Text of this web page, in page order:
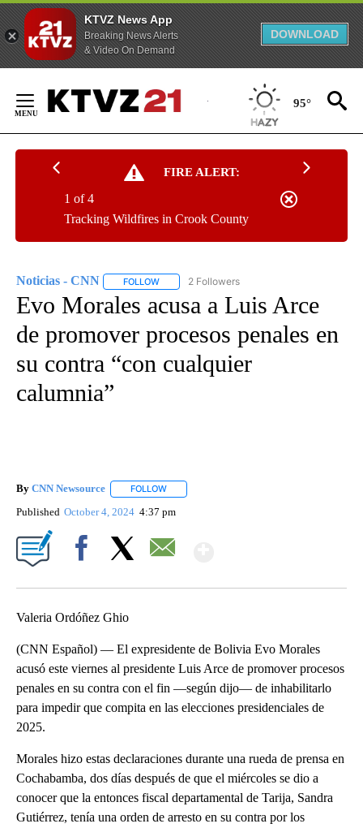
KTVZ News App
Breaking News Alerts
& Video On Demand
DOWNLOAD
Content
95°
FIRE ALERT:
Tracking Wildfires in Crook County
1 of 4
Noticias - CNN FOLLOW FOLLOW "NOTICIAS - CNN" TO RECEIVE
2 Followers
Evo Morales acusa a Luis Arce
de promover procesos penales en
su contra “con cualquier
calumnia”
By CNN Newsource FOLLOW
Published October 4, 2024 4:37 pm
Valeria Ordóñez Ghio
(CNN Español) — El expresidente de Bolivia Evo Morales
acusó este viernes al presidente Luis Arce de promover procesos
penales en su contra con el fin —según dijo— de inhabilitarlo
para impedir que compita en las elecciones presidenciales de
2025.
Morales hizo estas declaraciones durante una rueda de prensa en
Cochabamba, dos días después de que el miércoles se dio a
conocer que la entonces fiscal departamental de Tarija, Sandra
Gutiérrez, tenía una orden de arresto en su contra por los